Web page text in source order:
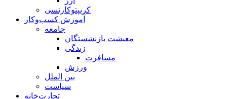
کریپتوکارنسی
آموزش کسب‌وکار
جامعه
معیشت بازنشستگان
زندگی
مسافرت
ورزش
بین الملل
سیاست
تجارت‌خانه